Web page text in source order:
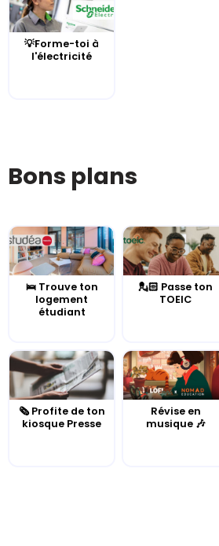
💡Forme-toi à
l'électricité
Bons plans
🛌 Trouve ton
logement
étudiant
💂🏻 Passe ton
TOEIC
🗞️ Profite de ton
kiosque Presse
Révise en
musique 🎶